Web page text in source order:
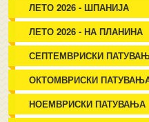
ЛЕТО 2026 - ШПАНИЈА
ЛЕТО 2026 - НА ПЛАНИНА
СЕПТЕМВРИСКИ
ОКТОМВРИСКИ
НОЕМВРИСКИ ПАТУВАЊА